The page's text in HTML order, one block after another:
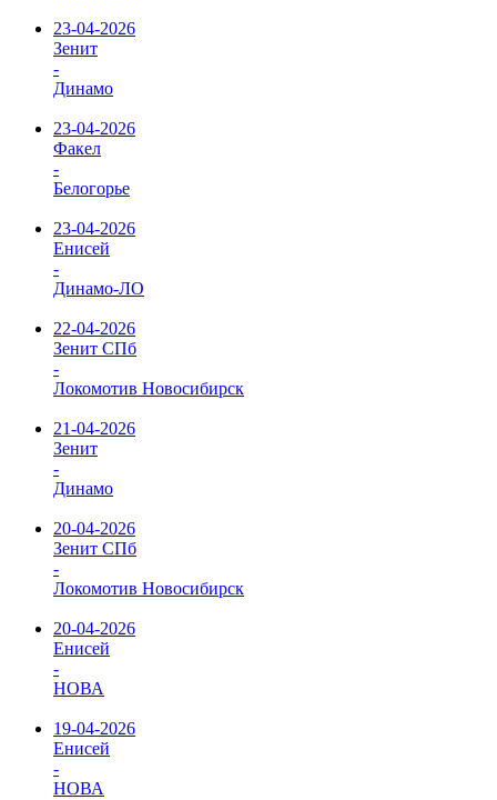
23-04-2026
Зенит
-
Динамо
23-04-2026
Факел
-
Белогорье
23-04-2026
Енисей
-
Динамо-ЛО
22-04-2026
Зенит СПб
-
Локомотив Новосибирск
21-04-2026
Зенит
-
Динамо
20-04-2026
Зенит СПб
-
Локомотив Новосибирск
20-04-2026
Енисей
-
НОВА
19-04-2026
Енисей
-
НОВА